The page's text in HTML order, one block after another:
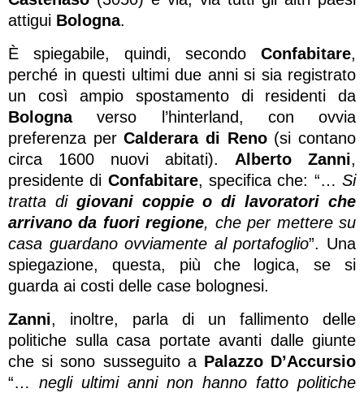
attigui Bologna.
È spiegabile, quindi, secondo Confabitare,
perché in questi ultimi due anni si sia registrato
un così ampio spostamento di residenti da
Bolognaverso l’hinterland, con ovvia
preferenza perCalderara di Reno(si contano
circa 1600 nuovi abitati). Alberto Zanni,
presidente di Confabitare, specifica che: “…Si
tratta di giovani coppie o di lavoratori che
arrivano da fuori regione, che per mettere su
casa guardano ovviamente al portafoglio”. Una
spiegazione, questa, più che logica, se si
guarda ai costi delle case bolognesi.
Zanni, inoltre, parla di un fallimento delle
politiche sulla casa portate avanti dalle giunte
che si sono susseguito a Palazzo D’Accursio
“… negli ultimi anni non hanno fatto politiche